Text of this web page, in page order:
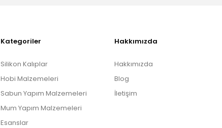
Kategoriler
Silikon Kalıplar
Hobi Malzemeleri
Sabun Yapım Malzemeleri
Mum Yapım Malzemeleri
Esanslar
Hakkımızda
Hakkımızda
Blog
İletişim